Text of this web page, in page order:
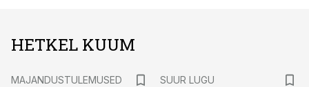
HETKEL KUUM
MAJANDUSTULEMUSED
SUUR LUGU